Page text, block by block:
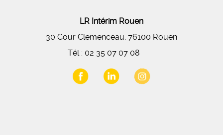
LR Intérim Rouen
30 Cour Clemenceau, 76100 Rouen
Tél : 02 35 07 07 08